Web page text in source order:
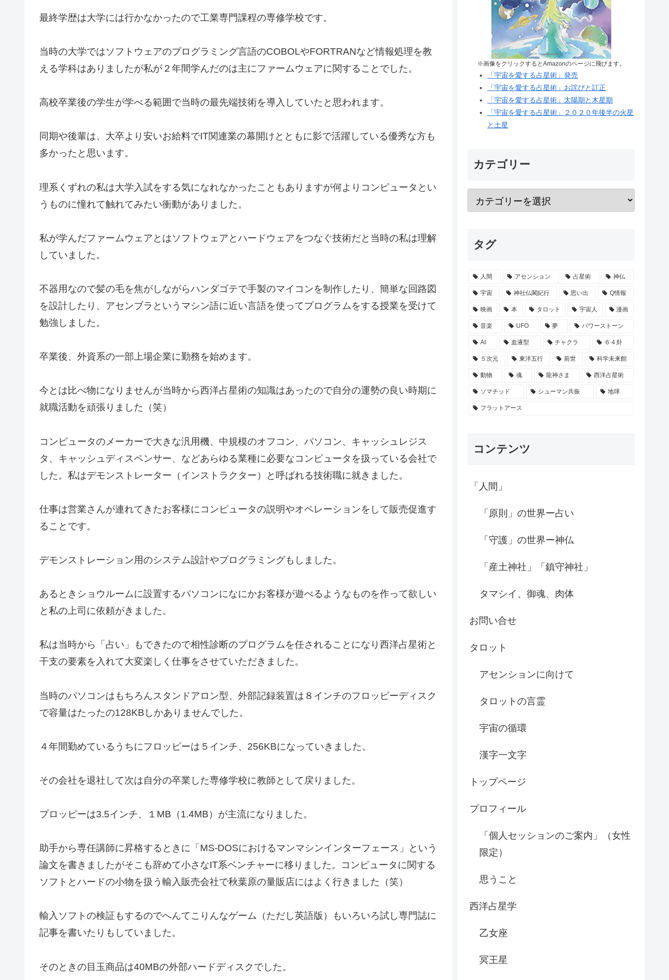
最終学歴は大学には行かなかったので工業専門課程の専修学校です。
当時の大学ではソフトウェアのプログラミング言語のCOBOLやFORTRANなど情報処理を教
える学科はありましたが私が２年間学んだのは主にファームウェアに関することでした。
高校卒業後の学生が学べる範囲で当時の最先端技術を導入していたと思われます。
同期や後輩は、大卒より安いお給料でIT関連業の幕開けとともに影で活躍している優秀な方も
多かったと思います。
理系くずれの私は大学入試をする気になれなかったこともありますが何よりコンピュータとい
うものに憧れて触れてみたい衝動がありました。
私が学んだファームウェアとはソフトウェアとハードウェアをつなぐ技術だと当時の私は理解
していました。
不器用なので髪の毛を焦がしながらハンダゴテで手製のマイコンを制作したり、簡単な回路図
を設計したり、アセンブラというマシン語に近い言語を使ってプログラムをする授業を受けて
勉強しました。
卒業後、外資系の一部上場企業に勤務を始めます。
今とは比べ物になりませんが当時から西洋占星術の知識はあったので自分の運勢の良い時期に
就職活動を頑張りました（笑）
コンピュータのメーカーで大きな汎用機、中規模のオフコン、パソコン、キャッシュレジス
タ、キャッシュディスペンサー、などあらゆる業種に必要なコンピュータを扱っている会社で
した。私はデモンストレーター（インストラクター）と呼ばれる技術職に就きました。
仕事は営業さんが連れてきたお客様にコンピュータの説明やオペレーションをして販売促進す
ることです。
デモンストレーション用のシステム設計やプログラミングもしました。
あるときショウルームに設置するパソコンになにかお客様が遊べるようなものを作って欲しい
と私の上司に依頼がきました。
私は当時から「占い」もできたので相性診断のプログラムを任されることになり西洋占星術と
干支の要素を入れて大変楽しく仕事をさせていただきました。
当時のパソコンはもちろんスタンドアロン型、外部記録装置は８インチのフロッピーディスク
で容量はたったの128KBしかありませんでした。
４年間勤めているうちにフロッピーは５インチ、256KBになっていきました。
その会社を退社して次は自分の卒業した専修学校に教師として戻りました。
プロッピーは3.5インチ、１MB（1.4MB）が主流になりました。
助手から専任講師に昇格するときに「MS-DOSにおけるマンマシンインターフェース」という
論文を書きましたがそこも辞めて小さなIT系ベンチャーに移りました。コンピュータに関する
ソフトとハードの小物を扱う輸入販売会社で秋葉原の量販店にはよく行きました（笑）
輸入ソフトの検証もするのでへんてこりんなゲーム（ただし英語版）もいろいろ試し専門誌に
記事を書いたりもしていました。
そのときの目玉商品は40MBの外部ハードディスクでした。
※画像をクリックするとAmazonのページに飛びます。
「宇宙を愛する占星術」発売
「宇宙を愛する占星術」お詫びと訂正
「宇宙を愛する占星術」太陽期と木星期
「宇宙を愛する占星術」２０２０年後半の火星
と土星
カテゴリー
タグ
人間 アセンション 占星術 神仏
宇宙 神社仏閣紀行 思い出 Q情報
映画 本 タロット 宇宙人 漫画
音楽 UFO 夢 パワーストーン
AI 血液型 チャクラ ６４卦
５次元 東洋五行 前世 科学未来館
動物 魂 龍神さま 西洋占星術
ソマチッド シューマン共振 地球
フラットアース
コンテンツ
「人間」
「原則」の世界ー占い
「守護」の世界ー神仏
「産土神社」「鎮守神社」
タマシイ、御魂、肉体
お問い合せ
タロット
アセンションに向けて
タロットの言霊
宇宙の循環
漢字一文字
トップページ
プロフィール
「個人セッションのご案内」（女性
限定）
思うこと
西洋占星学
乙女座
冥王星